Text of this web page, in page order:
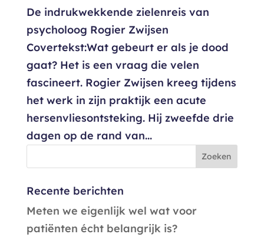
De indrukwekkende zielenreis van
psycholoog Rogier Zwijsen
Covertekst:Wat gebeurt er als je dood
gaat? Het is een vraag die velen
fascineert. Rogier Zwijsen kreeg tijdens
het werk in zijn praktijk een acute
hersenvliesontsteking. Hij zweefde drie
dagen op de rand van...
Recente berichten
Meten we eigenlijk wel wat voor
patiënten écht belangrijk is?